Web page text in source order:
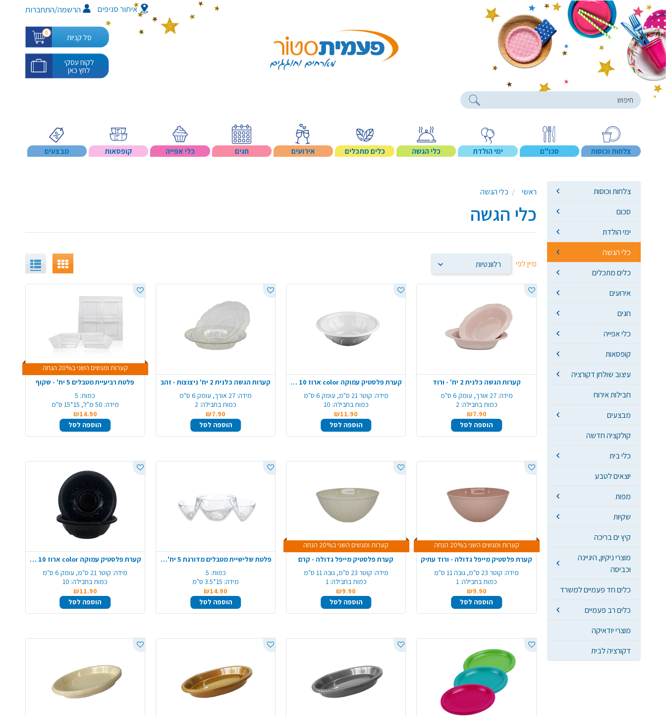
איתור סניפים הרשמה/התחברות
סל קניות 0
לקוח עסקי
לחץ כאן
Search products
צלחות וכוסות סכו"ם ימי הולדת כלי הגשה כלים מתכלים אירועים חגים כלי אפייה קופסאות מבצעים
צלחות וכוסות
סכום
ימי הולדת
כלי הגשה
כלים מתכלים
אירועים
חגים
כלי אפייה
קופסאות
עיצוב שולחן דקורציה
חבילות אירוח
מבצעים
קולקציה חדשה
כלי בית
יוצאים לטבע
מפות
שקיות
קיץ ים בריכה
מוצרי ניקיון, היגיינה
וכביסה
כלים חד פעמיים למשרד
כלים רב פעמיים
מוצרי יודאיקה
דקורציה לבית
ראשי כלי הגשה
כלי הגשה
מיין לפי
קערות הגשה כלנית 2 יח' - ורוד
מידה: 27 אורך, עומק 6 ס"מ
כמות בחבילה: 2
₪7.90
הוספה לסל
קערת פלסטיק עמוקה color ארוז 10 יח'- לבן
מידה: קוטר 21 ס"מ, עומק 6 ס"מ
כמות בחבילה: 10
₪11.90
הוספה לסל
קערות הגשה כלנית 2 יח' ניצוצות - זהב
מידה: 27 אורך, עומק 6 ס"מ
כמות בחבילה: 2
₪7.90
הוספה לסל
קערות ומגשים השני ב20% הנחה
פלטת רביעיית מטבלים 5 יח' - שקוף
כמות: 5
מידה: 50 מ"ל, 15*15 ס"מ
₪14.90
הוספה לסל
קערות ומגשים השני ב20% הנחה
קערת פלסטיק מייפל גדולה - ורוד עתיק
מידה: קוטר 23 ס"מ, גובה 11 ס"מ
כמות בחבילה: 1
₪9.90
הוספה לסל
קערות ומגשים השני ב20% הנחה
קערת פלסטיק מייפל גדולה - קרם
מידה: קוטר 23 ס"מ, גובה 11 ס"מ
כמות בחבילה: 1
₪9.90
הוספה לסל
פלטת שלישיית מטבלים מדורגת 5 יח' - שקוף
כמות: 5
מידה: 15*3.5 ס"מ
₪14.90
הוספה לסל
קערת פלסטיק עמוקה color ארוז 10 יח'- שחור
מידה: קוטר 21 ס"מ, עומק 6 ס"מ
כמות בחבילה: 10
₪11.90
הוספה לסל